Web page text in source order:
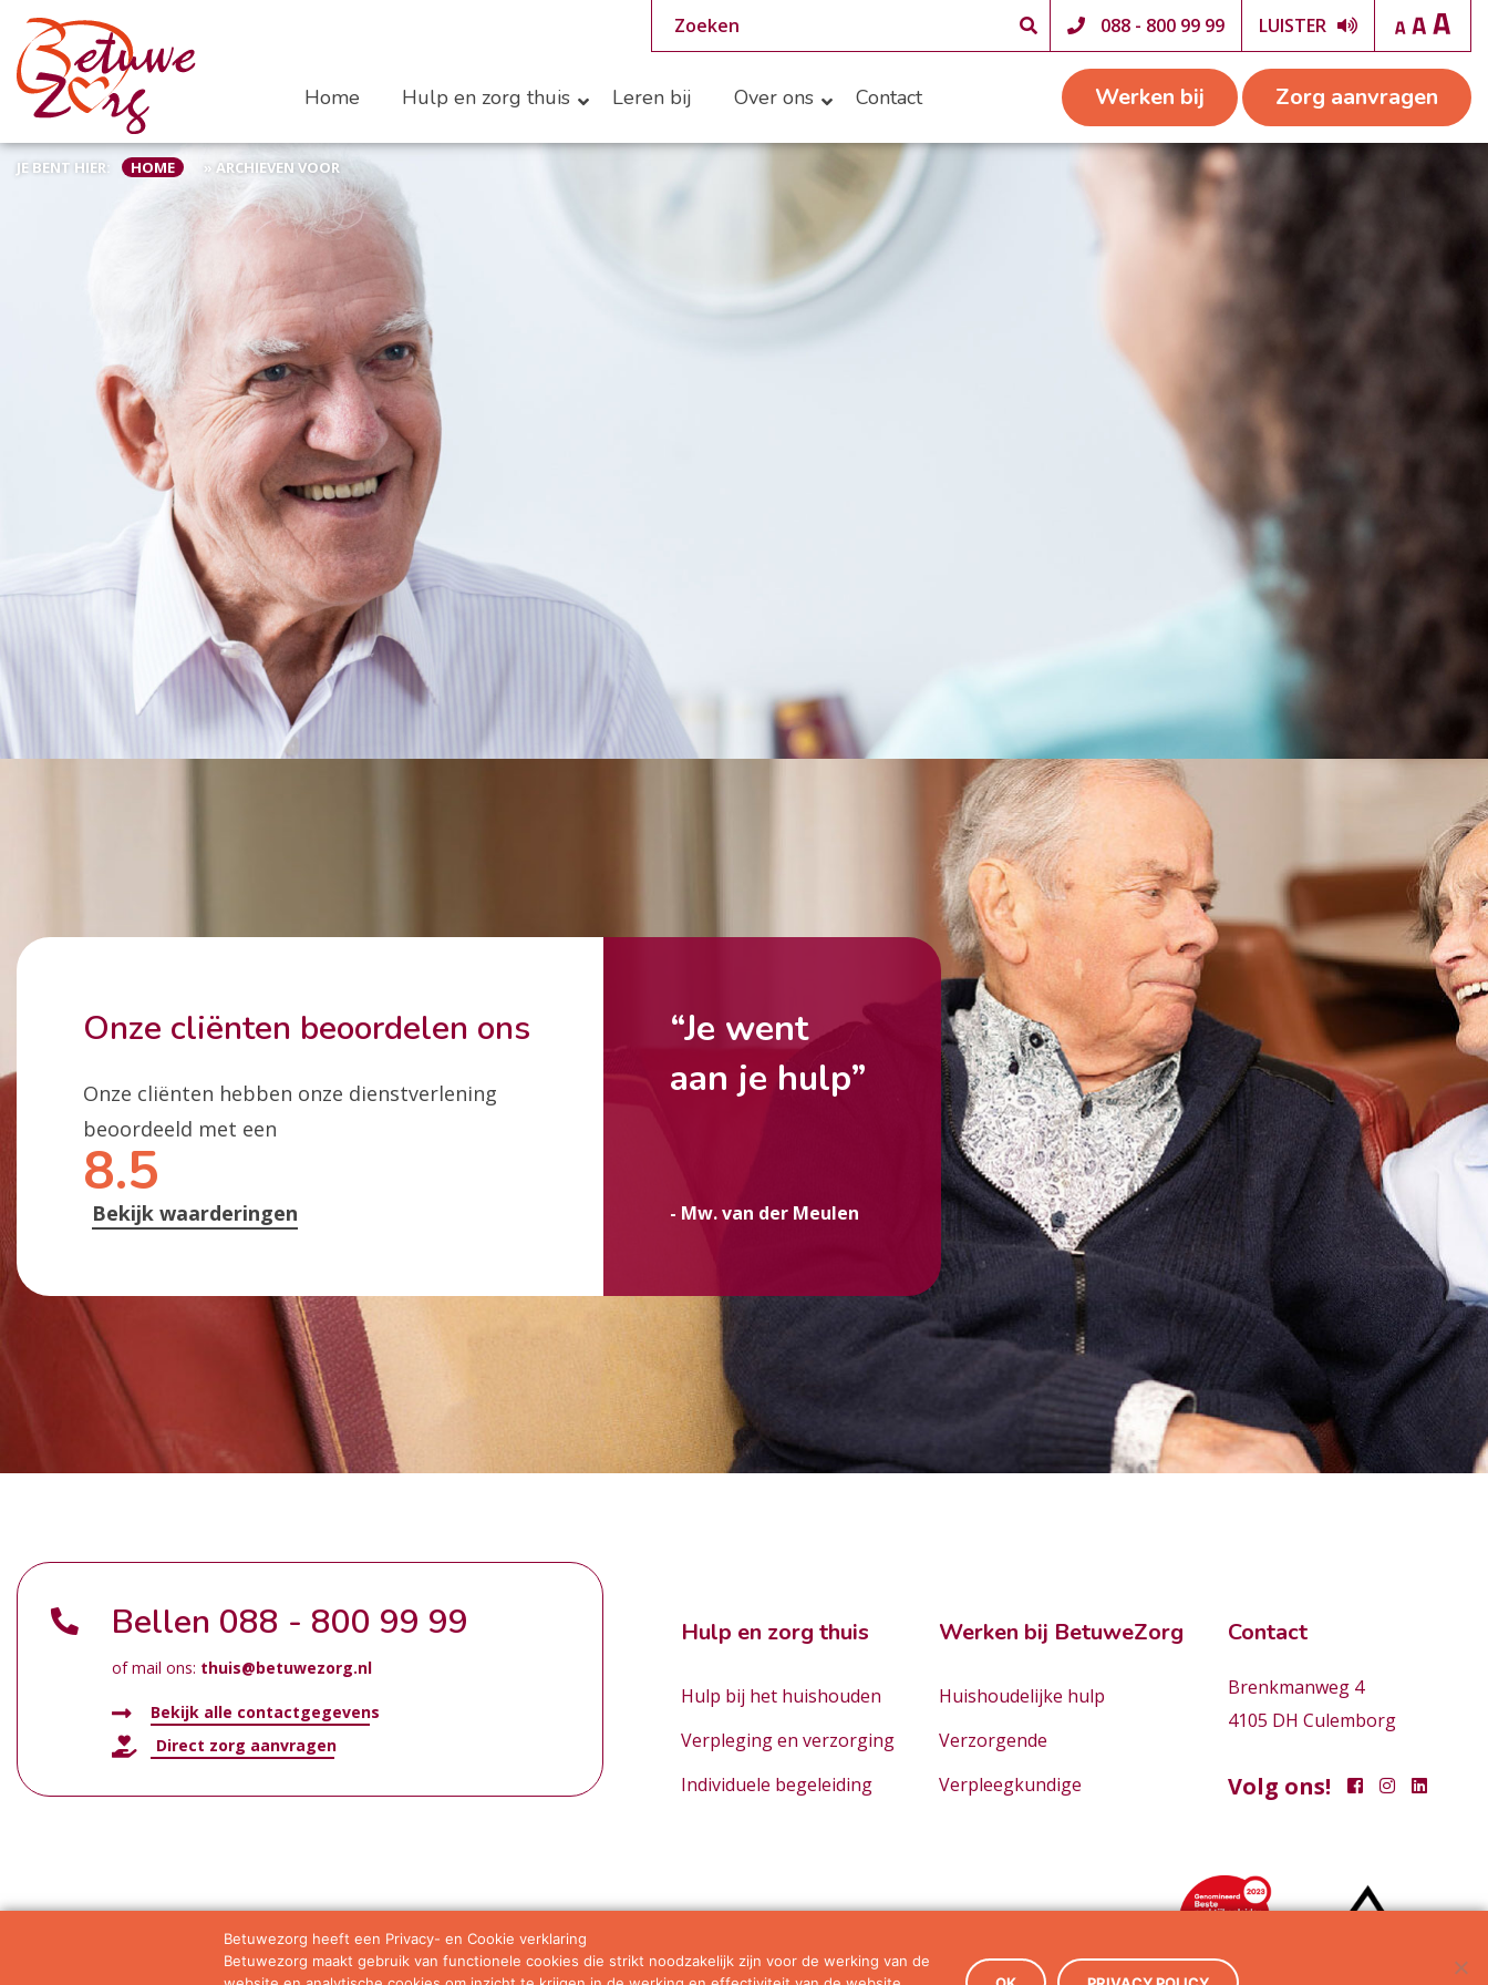
088 - 800 99 99 LUISTER
Home Hulp en zorg thuis Leren bij Over ons Contact Werken bij Zorg aanvragen
JE BENT HIER: HOME » ARCHIEVEN VOOR
Onze cliënten beoordelen ons
Onze cliënten hebben onze dienstverlening
beoordeeld met een
8.5
Bekijk waarderingen
“Je went
aan je hulp”
- Mw. van der Meulen
Bellen 088 - 800 99 99
of mail ons: thuis@betuwezorg.nl
Bekijk alle contactgegevens
Direct zorg aanvragen
Hulp en zorg thuis
Hulp bij het huishouden
Verpleging en verzorging
Individuele begeleiding
Werken bij BetuweZorg
Huishoudelijke hulp
Verzorgende
Verpleegkundige
Contact
Brenkmanweg 4
4105 DH Culemborg
Volg ons!
Privacy statement Algemene voorwaarden
Betuwezorg heeft een Privacy- en Cookie verklaring
Betuwezorg maakt gebruik van functionele cookies die strikt noodzakelijk zijn voor de werking van de